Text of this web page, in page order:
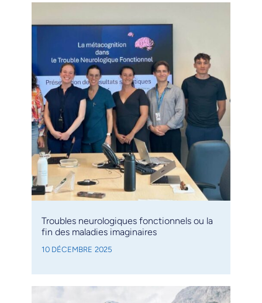
Troubles neurologiques fonctionnels ou la
fin des maladies imaginaires
10 DÉCEMBRE 2025